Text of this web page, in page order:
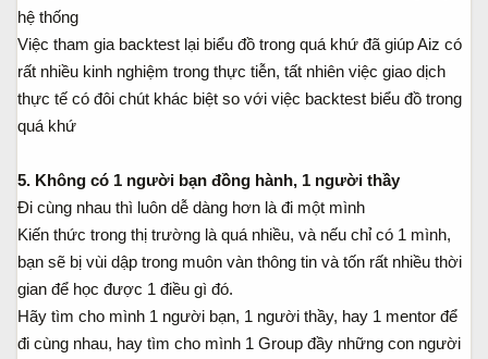
hệ thống
Việc tham gia backtest lại biểu đồ trong quá khứ đã giúp Aiz có
rất nhiều kinh nghiệm trong thực tiễn, tất nhiên việc giao dịch
thực tế có đôi chút khác biệt so với việc backtest biểu đồ trong
quá khứ
5. Không có 1 người bạn đồng hành, 1 người thầy
Đi cùng nhau thì luôn dễ dàng hơn là đi một mình
Kiến thức trong thị trường là quá nhiều, và nếu chỉ có 1 mình,
bạn sẽ bị vùi dập trong muôn vàn thông tin và tốn rất nhiều thời
gian để học được 1 điều gì đó.
Hãy tìm cho mình 1 người bạn, 1 người thầy, hay 1 mentor để
đi cùng nhau, hay tìm cho mình 1 Group đầy những con người